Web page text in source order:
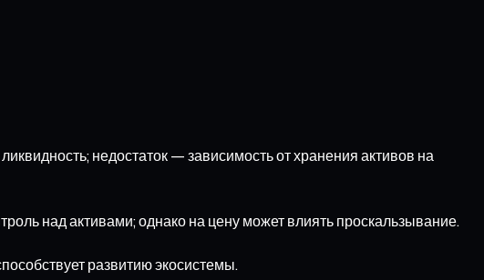
недостаток — зависимость от хранения активов на
над активами; однако на цену может влиять проскальзывание.
развитию экосистемы.